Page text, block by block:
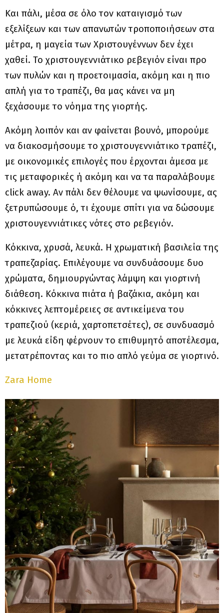
Και πάλι, μέσα σε όλο τον καταιγισμό των
εξελίξεων και των απανωτών τροποποιήσεων στα
μέτρα, η μαγεία των Χριστουγέννων δεν έχει
χαθεί. Το χριστουγεννιάτικο ρεβεγιόν είναι προ
των πυλών και η προετοιμασία, ακόμη και η πιο
απλή για το τραπέζι, θα μας κάνει να μη
ξεχάσουμε το νόημα της γιορτής.
Ακόμη λοιπόν και αν φαίνεται βουνό, μπορούμε
να διακοσμήσουμε το χριστουγεννιάτικο τραπέζι,
με οικονομικές επιλογές που έρχονται άμεσα με
τις μεταφορικές ή ακόμη και να τα παραλάβουμε
click away. Αν πάλι δεν θέλουμε να ψωνίσουμε, ας
ξετρυπώσουμε ό, τι έχουμε σπίτι για να δώσουμε
χριστουγεννιάτικες νότες στο ρεβεγιόν.
Κόκκινα, χρυσά, λευκά. Η χρωματική βασιλεία της
τραπεζαρίας. Επιλέγουμε να συνδυάσουμε δυο
χρώματα, δημιουργώντας λάμψη και γιορτινή
διάθεση. Κόκκινα πιάτα ή βαζάκια, ακόμη και
κόκκινες λεπτομέρειες σε αντικείμενα του
τραπεζιού (κεριά, χαρτοπετσέτες), σε συνδυασμό
με λευκά είδη φέρνουν το επιθυμητό αποτέλεσμα,
μετατρέποντας και το πιο απλό γεύμα σε γιορτινό.
Zara Home